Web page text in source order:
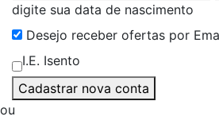
digite sua data de nascimento
Desejo receber ofertas por
I.E. Isento
Cadastrar nova conta
ou